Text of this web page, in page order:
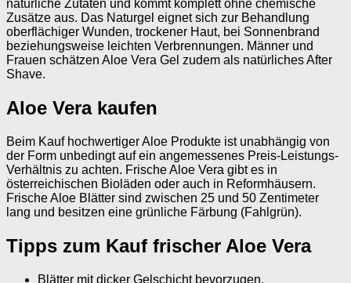
natürliche Zutaten und kommt komplett ohne chemische
Zusätze aus. Das Naturgel eignet sich zur Behandlung
oberflächiger Wunden, trockener Haut, bei Sonnenbrand
beziehungsweise leichten Verbrennungen. Männer und
Frauen schätzen Aloe Vera Gel zudem als natürliches After
Shave.
Aloe Vera kaufen
Beim Kauf hochwertiger Aloe Produkte ist unabhängig von
der Form unbedingt auf ein angemessenes Preis-Leistungs-
Verhältnis zu achten. Frische Aloe Vera gibt es in
österreichischen Bioläden oder auch in Reformhäusern.
Frische Aloe Blätter sind zwischen 25 und 50 Zentimeter
lang und besitzen eine grünliche Färbung (Fahlgrün).
Tipps zum Kauf frischer Aloe Vera
Blätter mit dicker Gelschicht bevorzugen.